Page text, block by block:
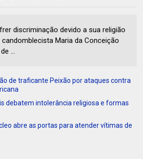
discriminação devido a sua religião
candomblecista Maria da Conceição
...
de traficante Peixão por ataques contra
debatem intolerância religiosa e formas
abre as portas para atender vítimas de